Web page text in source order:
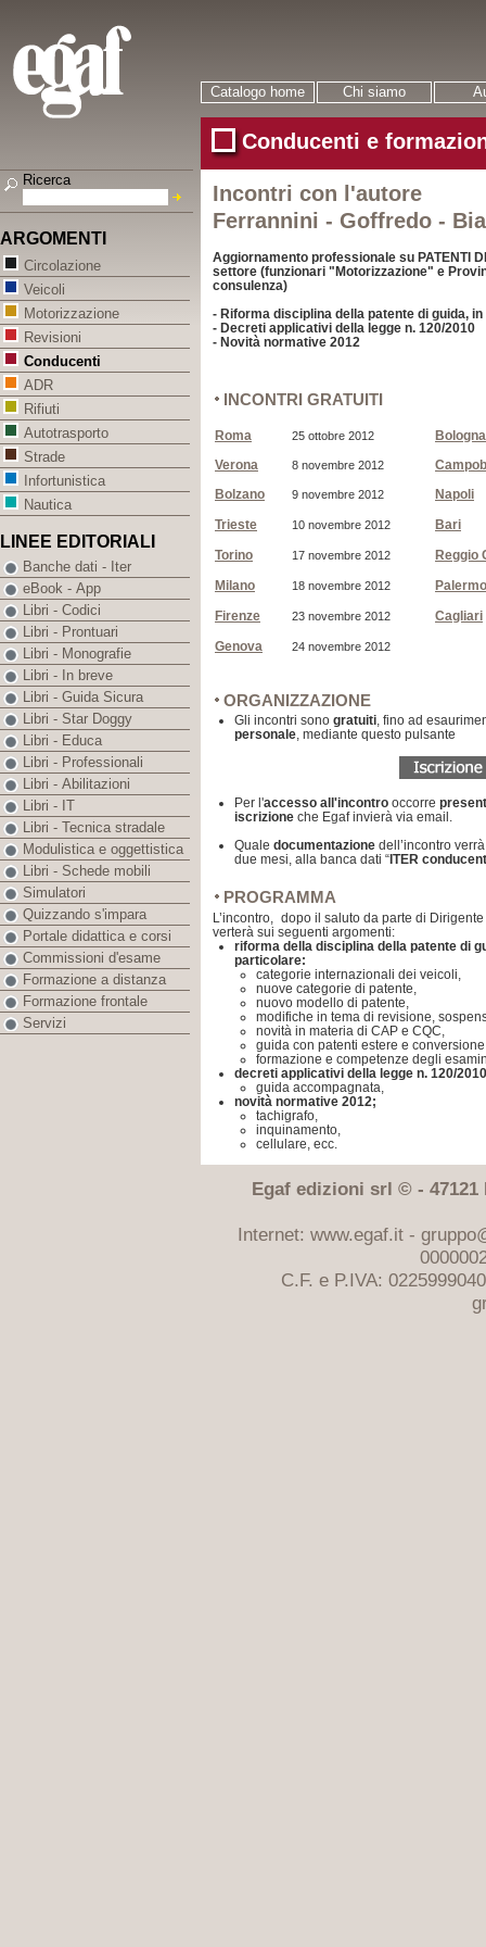
Catalogo home Chi siamo
Conducenti e
Incontri con l'autore
Ferrannini - Goffredo -
Aggiornamento professionale su PATENTI
settore (funzionari "Motorizzazione" e
consulenza)
- Riforma disciplina della patente di guida,
- Decreti applicativi della legge n. 120/2010
- Novità normative 2012
INCONTRI GRATUITI
Roma 25 ottobre 2012
Bologna
Verona
8 novembre 2012
Bolzano
9 novembre 2012
Napoli
Trieste
10 novembre 2012
Bari
Torino
17 novembre 2012
Reggio
Milano
18 novembre 2012
Palermo
Firenze
23 novembre 2012
Cagliari
Genova
24 novembre 2012
ORGANIZZAZIONE
Gli incontri sono gratuiti, fino ad
personale, mediante questo pulsante
Per l'accesso all'incontro occorre
iscrizione che Egaf invierà via email.
Quale documentazione dell’incontro
due mesi, alla banca dati “ ITER
PROGRAMMA
L’incontro, dopo il saluto da parte di
verterà sui seguenti argomenti:
riforma della disciplina della patente di
particolare:
categorie internazionali dei veicoli,
nuove categorie di patente,
nuovo modello di patente,
modifiche in tema di revisione,
novità in materia di CAP e CQC,
guida con patenti estere e
formazione e competenze degli
decreti applicativi della legge n. 120/
guida accompagnata,
novità normative 2012;
tachigrafo,
inquinamento,
cellulare, ecc.
Egaf edizioni srl © - 47121
Internet: www.egaf.it -
C.F. e P.IVA:
Ricerca
ARGOMENTI
Circolazione
Veicoli
Motorizzazione
Revisioni
Conducenti
ADR
Rifiuti
Autotrasporto
Strade
Infortunistica
Nautica
LINEE EDITORIALI
Banche dati - Iter
eBook - App
Libri - Codici
Libri - Prontuari
Libri - Monografie
Libri - In breve
Libri - Guida Sicura
Libri - Star Doggy
Libri - Educa
Libri - Professionali
Libri - Abilitazioni
Libri - IT
Libri - Tecnica stradale
Modulistica e oggettistica
Libri - Schede mobili
Simulatori
Quizzando s'impara
Portale didattica e corsi
Commissioni d'esame
Formazione a distanza
Formazione frontale
Servizi